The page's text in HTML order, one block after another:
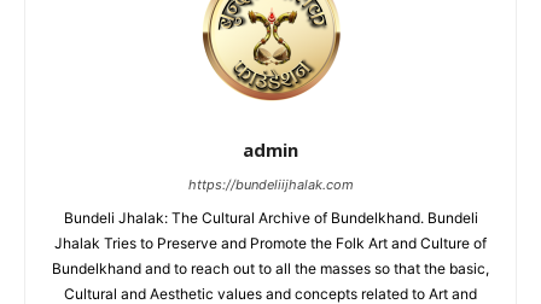
admin
https://bundeliijhalak.com
Bundeli Jhalak: The Cultural Archive of Bundelkhand. Bundeli
Jhalak Tries to Preserve and Promote the Folk Art and Culture of
Bundelkhand and to reach out to all the masses so that the basic,
Cultural and Aesthetic values and concepts related to Art and